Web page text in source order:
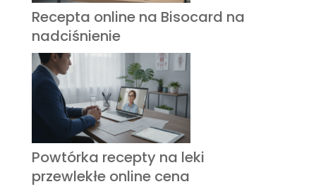
Recepta online na Bisocard na
nadciśnienie
Powtórka recepty na leki
przewlekłe online cena